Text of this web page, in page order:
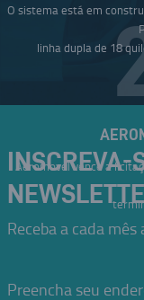
O sistema está em
linha dupla de 18
Aeromovel vence a
INSCREVA-
Receba a cada